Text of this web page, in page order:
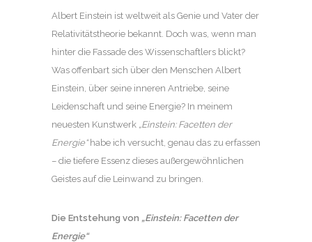
Albert Einstein ist weltweit als Genie und Vater der
Relativitätstheorie bekannt. Doch was, wenn man
hinter die Fassade des Wissenschaftlers blickt?
Was offenbart sich über den Menschen Albert
Einstein, über seine inneren Antriebe, seine
Leidenschaft und seine Energie? In meinem
neuesten Kunstwerk „Einstein: Facetten der
Energie“habe ich versucht, genau das zu erfassen
– die tiefere Essenz dieses außergewöhnlichen
Geistes auf die Leinwand zu bringen.
Die Entstehung von „Einstein: Facetten der
Energie“